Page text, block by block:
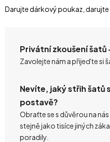
Darujte dárkový poukaz,
Privátní zkoušení šatů
Zavolejte nám a přijeďte si
Nevíte, jaký střih šatů
postavě?
Obraťte se s důvěrou na
stejně jako tisíce jiných
poradily.